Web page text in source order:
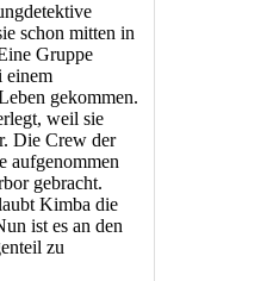
schon mitten in
Gruppe
einem
gekommen.
weil sie
Die Crew der
aufgenommen
gebracht.
Kimba die
ist es an den
zu